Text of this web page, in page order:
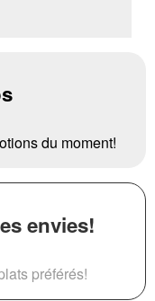
du moment!
envies!
préférés!